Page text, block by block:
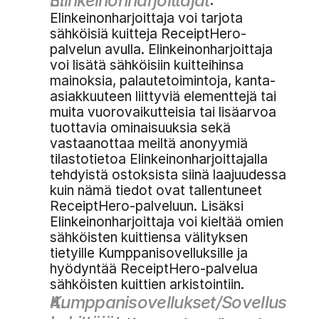
Elinkeinonharjoittaja voi tarjota
sähköisiä kuitteja ReceiptHero-
palvelun avulla. Elinkeinonharjoittaja
voi lisätä sähköisiin kuitteihinsa
mainoksia, palautetoimintoja, kanta-
asiakkuuteen liittyviä elementtejä tai
muita vuorovaikutteisia tai lisäarvoa
tuottavia ominaisuuksia sekä
vastaanottaa meiltä anonyymiä
tilastotietoa Elinkeinonharjoittajalla
tehdyistä ostoksista siinä laajuudessa
kuin nämä tiedot ovat tallentuneet
ReceiptHero-palveluun. Lisäksi
Elinkeinonharjoittaja voi kieltää omien
sähköisten kuittiensa välityksen
tietyille Kumppanisovelluksille ja
hyödyntää ReceiptHero-palvelua
sähköisten kuittien arkistointiin.
Kumppanisovellukset/Sovellus